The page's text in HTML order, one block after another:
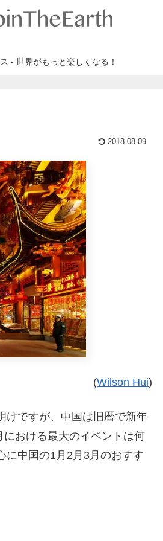
- 世界がもっと楽しくなる！
2018.08.09
(Wilson Hui)
けですが、中国は旧暦で新年
おける最大のイベントは何
に中国の1月2月3月のおすす